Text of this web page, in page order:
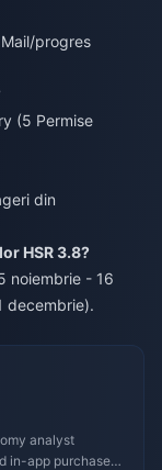
progres
(5 Permise
din
HSR 3.8?
noiembrie - 16
decembrie).
analyst
in-app purchase